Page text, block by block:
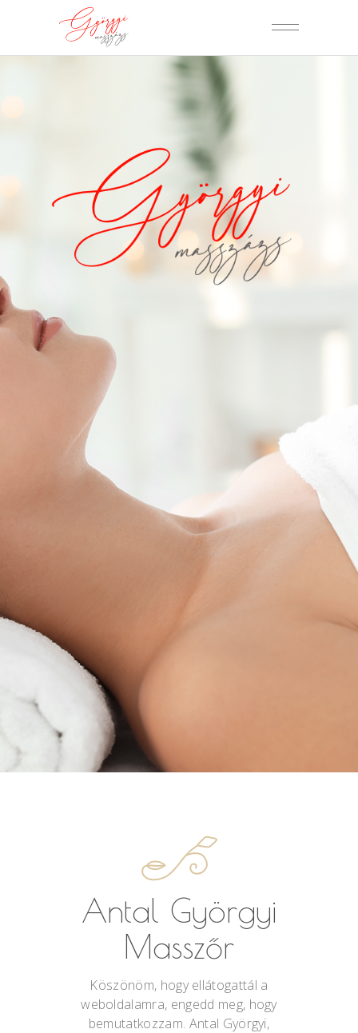
Antal Györgyi
Masszőr
Köszönöm, hogy ellátogattál a
weboldalamra, engedd meg, hogy
bemutatkozzam. Antal Györgyi,